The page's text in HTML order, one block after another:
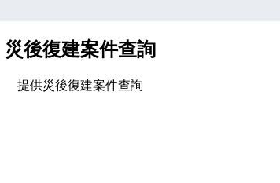
災後復建案件查詢
提供災後復建案件查詢